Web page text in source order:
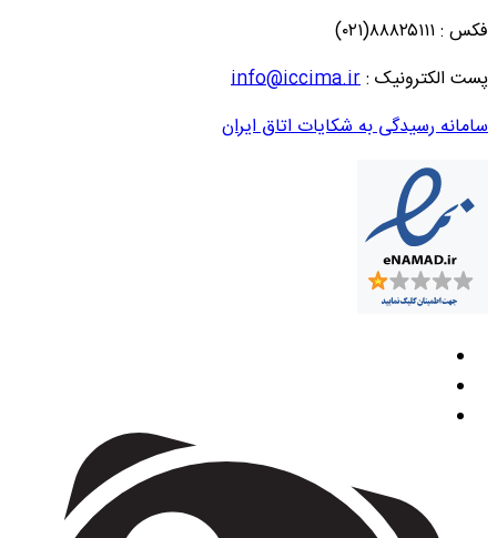
فکس : ۸۸۸۲۵۱۱۱(۰۲۱)
پست الکترونیک :info@iccima.ir
سامانه رسیدگی به شکایات اتاق ایران